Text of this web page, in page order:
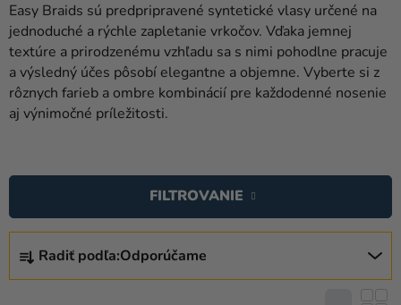
Svadba
Párty
Výzdoba
a
Karnevalové
masky
Oblečenie
Easy Braids sú predpripravené syntetické vlasy určené na
jednoduché a rýchle zapletanie vrkočov. Vďaka jemnej
textúre a prirodzenému vzhľadu sa s nimi pohodlne pracuje
a výsledný účes pôsobí elegantne a objemne. Vyberte si z
rôznych farieb a ombre kombinácií pre každodenné nosenie
aj výnimočné príležitosti.
A
D
Radiť podľa:Odporúčame
FILTROVANIE
Ý
P
I
S
P